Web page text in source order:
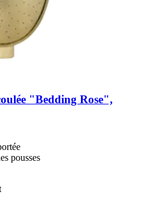
"Bedding Rose",
pousses